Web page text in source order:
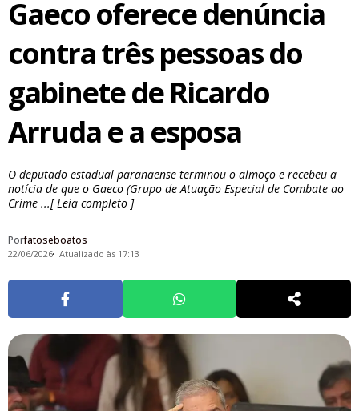
Gaeco oferece denúncia
contra três pessoas do
gabinete de Ricardo
Arruda e a esposa
O deputado estadual paranaense terminou o almoço e recebeu a
notícia de que o Gaeco (Grupo de Atuação Especial de Combate ao
Crime ...[ Leia completo ]
Porfatoseboatos
22/06/2026 Atualizado às 17:13